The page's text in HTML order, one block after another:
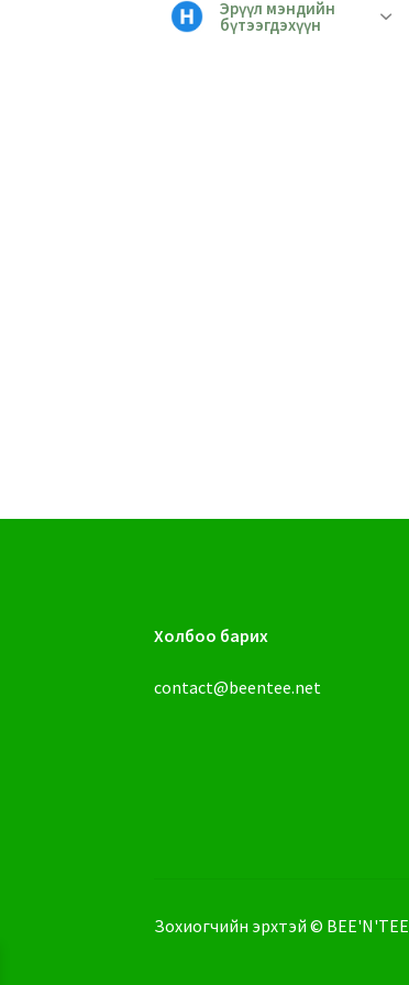
Эрүүл мэндийн
бүтээгдэхүүн
Холбоо барих
contact@beentee.net
Зохиогчийн эрхтэй © BEE'N'TEE